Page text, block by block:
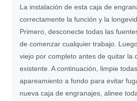
La instalación de esta caja de
correctamente la función y la
Primero, desconecte todas las
de comenzar cualquier trabajo.
viejo por completo antes de quitar la
existente. A continuación, limpie
apareamiento a fondo para evitar
nueva caja de engranajes, alinee